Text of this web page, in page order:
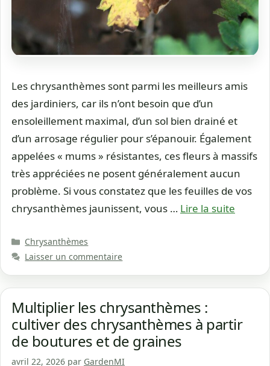
Les chrysanthèmes sont parmi les meilleurs amis
des jardiniers, car ils n’ont besoin que d’un
ensoleillement maximal, d’un sol bien drainé et
d’un arrosage régulier pour s’épanouir. Également
appelées « mums » résistantes, ces fleurs à massifs
très appréciées ne posent généralement aucun
problème. Si vous constatez que les feuilles de vos
chrysanthèmes jaunissent, vous … Lire la suite
Catégories
Chrysanthèmes
Laisser un commentaire
Multiplier les chrysanthèmes :
cultiver des chrysanthèmes à partir
de boutures et de graines
avril 22, 2026 par GardenMI